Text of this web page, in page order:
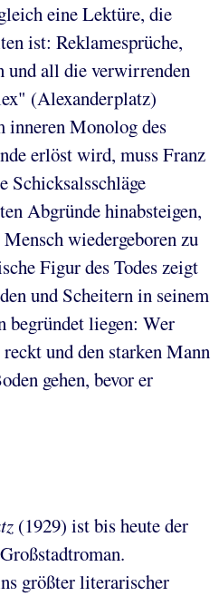
eine Lektüre, die
ist: Reklamesprüche,
und all die verwirrenden
(Alexanderplatz)
inneren Monolog des
erlöst wird, muss Franz
Schicksalsschläge
Abgründe hinabsteigen,
wiedergeboren zu
Figur des Todes zeigt
und Scheitern in seinem
begründet liegen: Wer
und den starken Mann
gehen, bevor er
(1929) ist bis heute der
größter literarischer